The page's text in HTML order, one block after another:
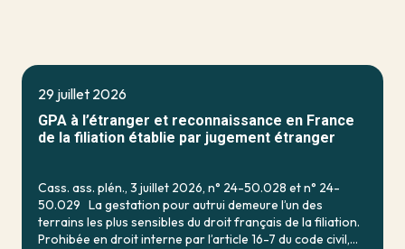
29 juillet 2026
GPA à l’étranger et reconnaissance en France
de la filiation établie par jugement étranger
Cass. ass. plén., 3 juillet 2026, n° 24-50.028 et n° 24-
50.029 La gestation pour autrui demeure l’un des
terrains les plus sensibles du droit français de la filiation.
Prohibée en droit interne par l’article 16-7 du code civil,